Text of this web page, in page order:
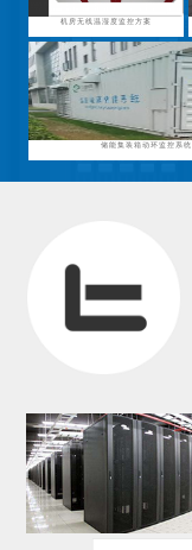
机房无线温湿度监控方案
储能集装箱动环监控系统